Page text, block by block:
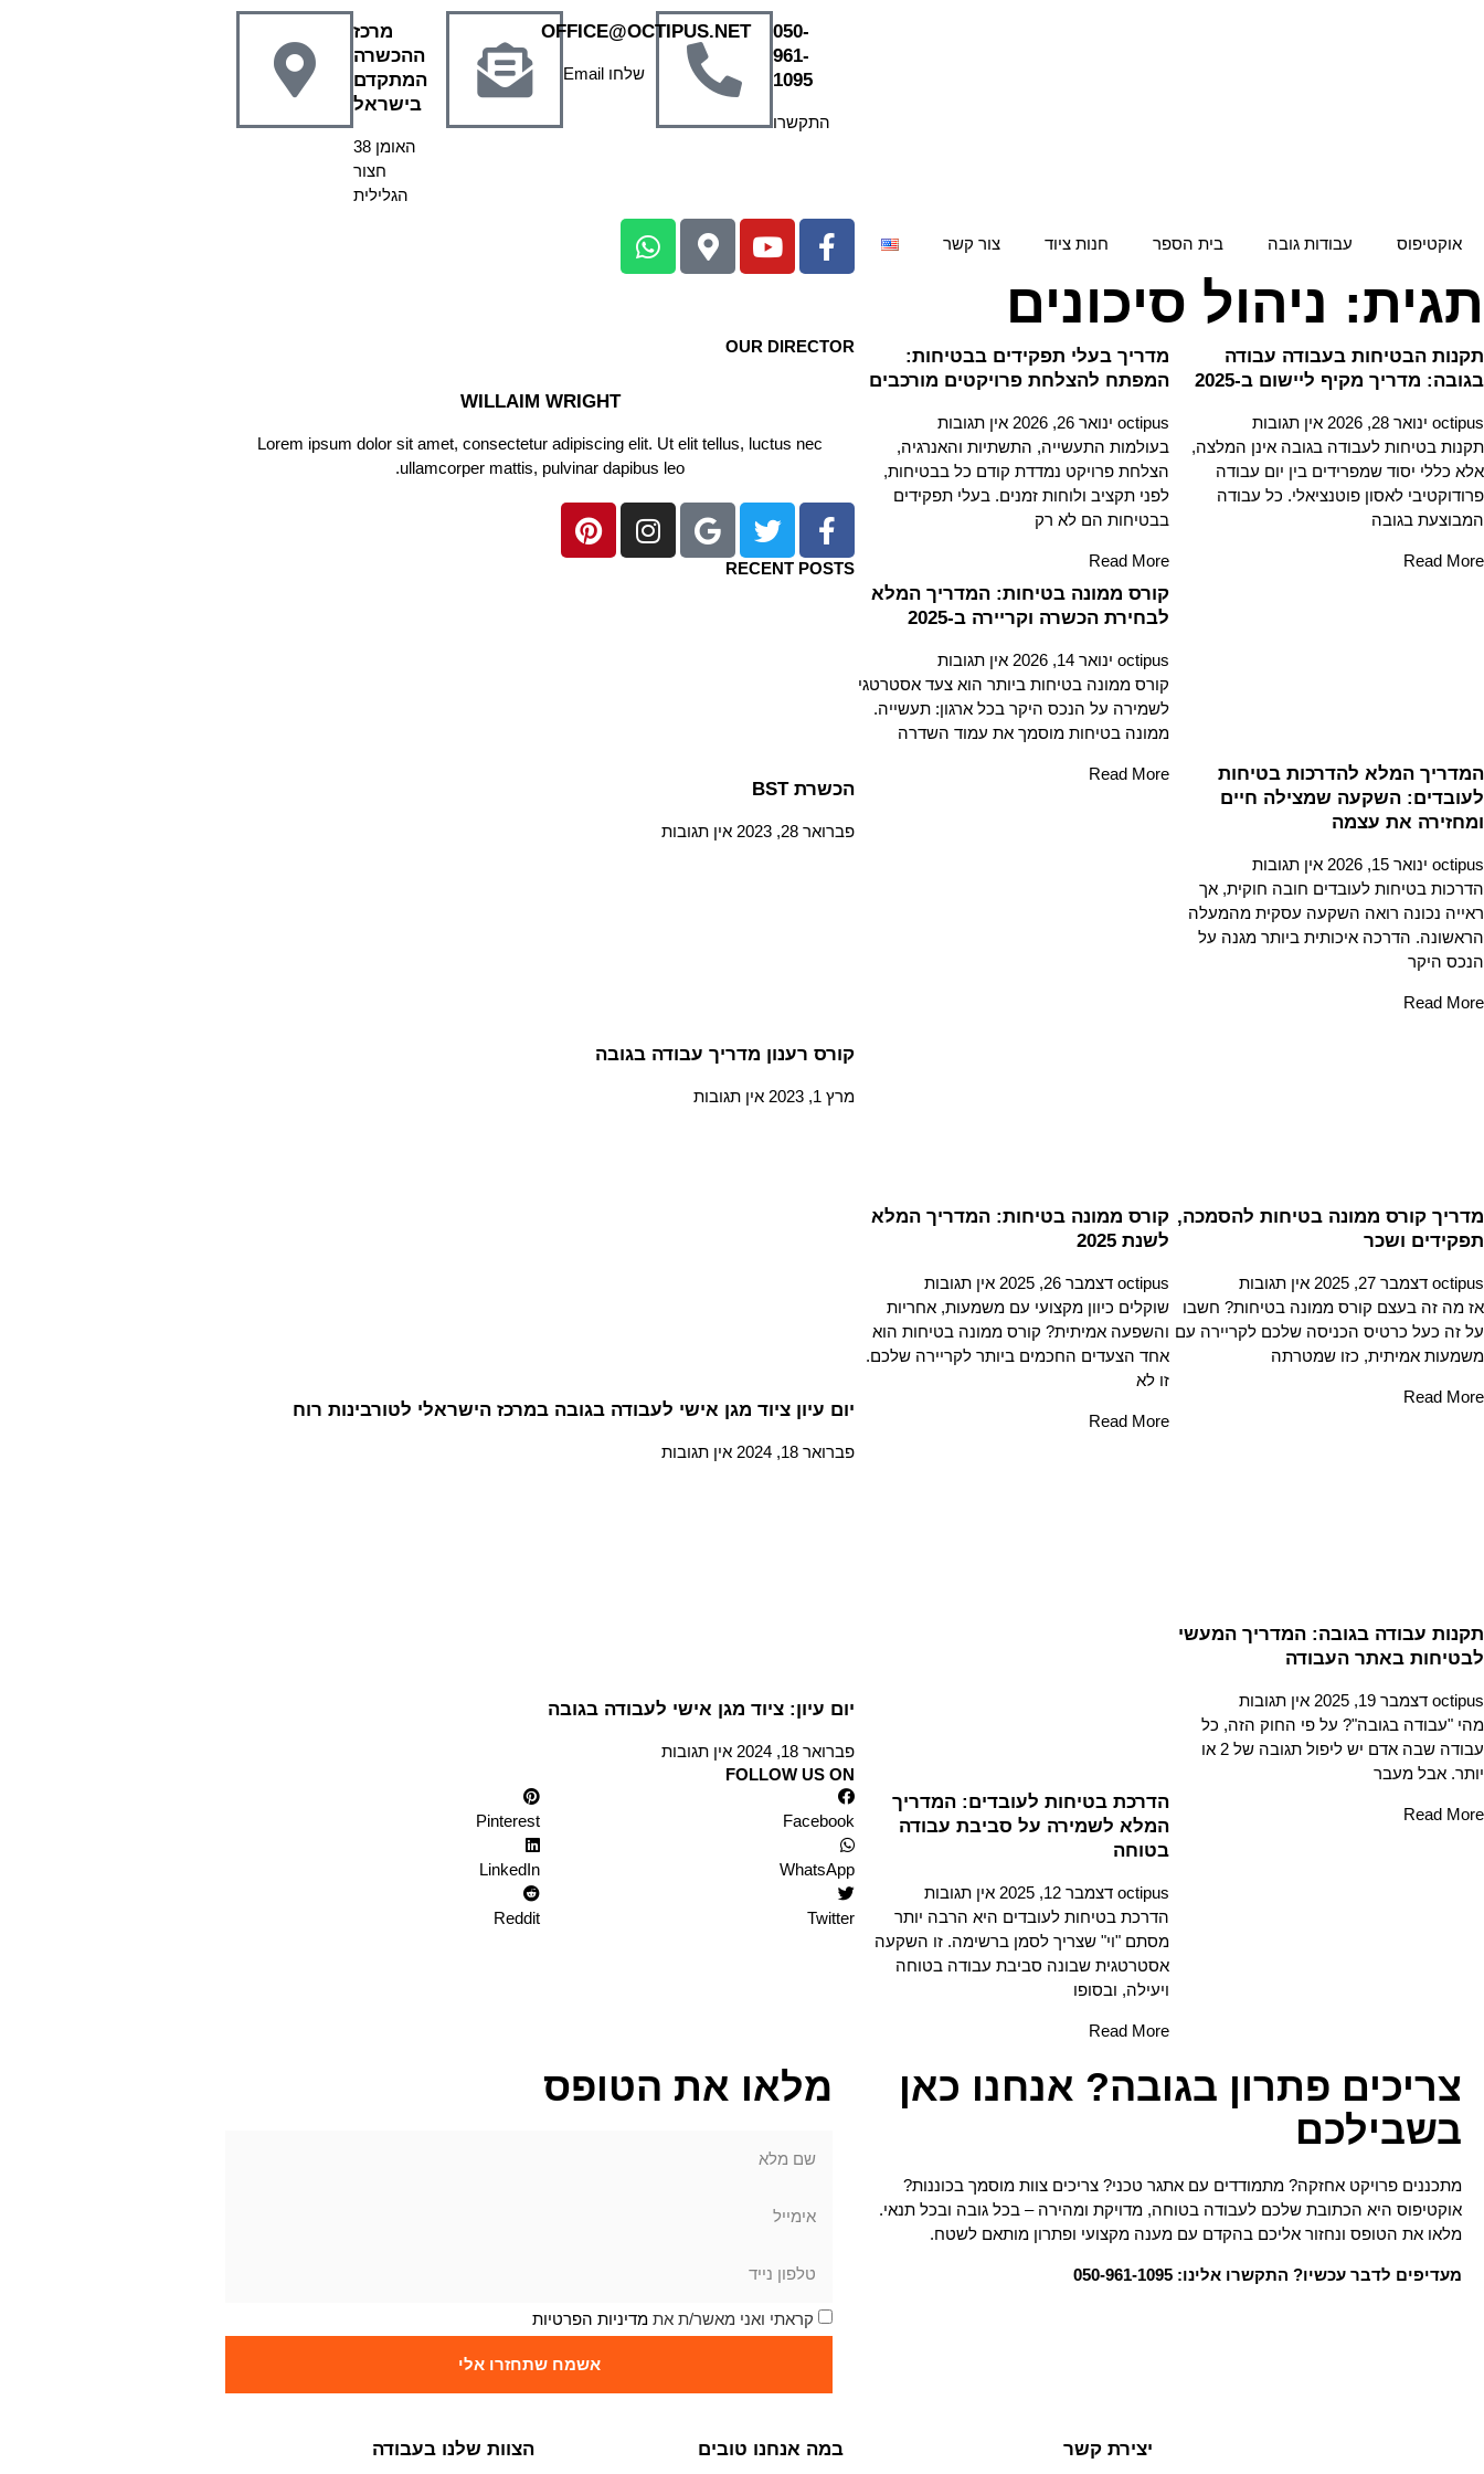
050-
961-
1095
התקשרו
OFFICE@OCTIPUS.NET
שלחו Email
מרכז
ההכשרה
המתקדם
בישראל
האומן 38
חצור
הגלילית
אוקטיפוס עבודות גובה בית הספר חנות ציוד צור קשר
תגית: ניהול סיכונים
תקנות הבטיחות בעבודה עבודה
בגובה: מדריך מקיף ליישום ב-2025
octipus ינואר 28, 2026
אין תגובות
תקנות בטיחות לעבודה בגובה אינן המלצה,
אלא כללי יסוד שמפרידים בין יום עבודה
פרודוקטיבי לאסון פוטנציאלי. כל עבודה
המבוצעת בגובה
Read More
מדריך בעלי תפקידים בבטיחות:
המפתח להצלחת פרויקטים מורכבים
octipus ינואר 26, 2026
אין תגובות
בעולמות התעשייה, התשתיות והאנרגיה,
הצלחת פרויקט נמדדת קודם כל בבטיחות,
לפני תקציב ולוחות זמנים. בעלי תפקידים
בבטיחות הם לא רק
Read More
המדריך המלא להדרכות בטיחות
לעובדים: השקעה שמצילה חיים
ומחזירה את עצמה
octipus ינואר 15, 2026
אין תגובות
הדרכות בטיחות לעובדים חובה חוקית, אך
ראייה נכונה רואה השקעה עסקית מהמעלה
הראשונה. הדרכה איכותית ביותר מגנה על
הנכס היקר
Read More
קורס ממונה בטיחות: המדריך המלא
לבחירת הכשרה וקריירה ב-2025
octipus ינואר 14, 2026
אין תגובות
קורס ממונה בטיחות ביותר הוא צעד אסטרטגי
לשמירה על הנכס היקר בכל ארגון: תעשייה.
ממונה בטיחות מוסמך את עמוד השדרה
Read More
מדריך קורס ממונה בטיחות להסמכה,
תפקידים ושכר
octipus דצמבר 27, 2025
אין תגובות
אז מה זה בעצם קורס ממונה בטיחות? חשבו
על זה כעל כרטיס הכניסה שלכם לקריירה עם
משמעות אמיתית, כזו שמטרתה
Read More
קורס ממונה בטיחות: המדריך המלא
לשנת 2025
octipus דצמבר 26, 2025
אין תגובות
שוקלים כיוון מקצועי עם משמעות, אחריות
והשפעה אמיתית? קורס ממונה בטיחות הוא
אחד הצעדים החכמים ביותר לקריירה שלכם.
זו לא
Read More
תקנות עבודה בגובה: המדריך המעשי
לבטיחות באתר העבודה
octipus דצמבר 19, 2025
אין תגובות
מהי "עבודה בגובה"? על פי החוק הזה, כל
עבודה שבה אדם יש ליפול תגובה של 2 או
יותר. אבל מעבר
Read More
הדרכת בטיחות לעובדים: המדריך
המלא לשמירה על סביבת עבודה
בטוחה
octipus דצמבר 12, 2025
אין תגובות
הדרכת בטיחות לעובדים היא הרבה יותר
מסתם "וי" שצריך לסמן ברשימה. זו השקעה
אסטרטגית שבונה סביבת עבודה בטוחה
ויעילה, ובסופו
Read More
OUR DIRECTOR
WILLAIM WRIGHT
Lorem ipsum dolor sit amet, consectetur adipiscing elit. Ut elit tellus, luctus nec
ullamcorper mattis, pulvinar dapibus leo.
RECENT POSTS
הכשרת BST
פברואר 28, 2023 אין תגובות
קורס רענון מדריך עבודה בגובה
מרץ 1, 2023 אין תגובות
יום עיון ציוד מגן אישי לעבודה בגובה במרכז הישראלי לטורבינות רוח
פברואר 18, 2024 אין תגובות
יום עיון: ציוד מגן אישי לעבודה בגובה
פברואר 18, 2024
אין תגובות
FOLLOW US ON
Facebook
Pinterest
WhatsApp
LinkedIn
Twitter
Reddit
צריכים פתרון בגובה? אנחנו כאן
בשבילכם
מתכננים פרויקט אחזקה? מתמודדים עם אתגר טכני? צריכים צוות מוסמך בכוננות?
אוקטיפוס היא הכתובת שלכם לעבודה בטוחה, מדויקת ומהירה – בכל גובה ובכל תנאי.
מלאו את הטופס ונחזור אליכם בהקדם עם מענה מקצועי ופתרון מותאם לשטח.
מעדיפים לדבר עכשיו? התקשרו אלינו: 050-961-1095
מלאו את הטופס
קראתי ואני מאשר/ת את מדיניות הפרטיות
אשמח שתחזרו אלי
יצירת קשר במה אנחנו טובים הצוות שלנו בעבודה